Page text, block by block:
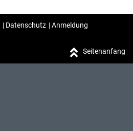
| Datenschutz |Anmeldung
Seitenanfang